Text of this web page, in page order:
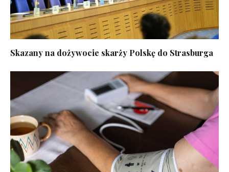
Skazany na dożywocie skarży Polskę do Strasburga